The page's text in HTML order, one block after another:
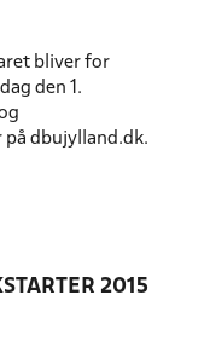
bliver for
den 1.
dbujylland.dk.
2015